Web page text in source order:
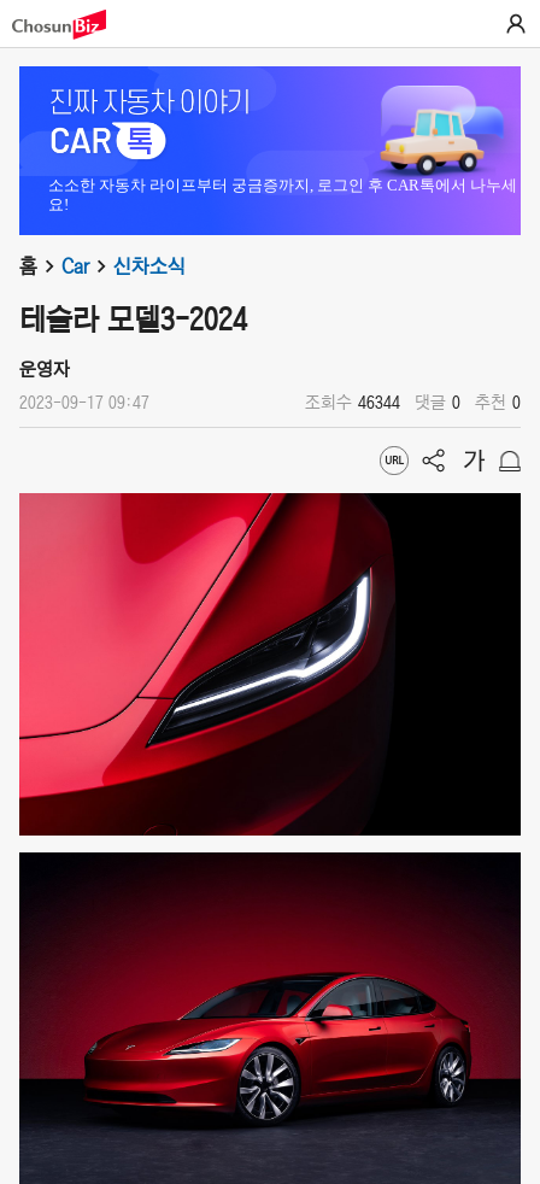
소소한 자동차 라이프부터 궁금증까지, 로그인 후 CAR톡에서 나누세
요!
홈 Car 신차소식
테슬라 모델3-2024
운영자
2023-09-17 09:47 조회수 46344 댓글 0 추천 0